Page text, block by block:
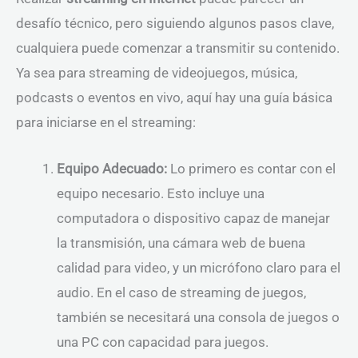
desafío técnico, pero siguiendo algunos pasos clave,
cualquiera puede comenzar a transmitir su contenido.
Ya sea para streaming de videojuegos, música,
podcasts o eventos en vivo, aquí hay una guía básica
para iniciarse en el streaming:
Equipo Adecuado: Lo primero es contar con el
equipo necesario. Esto incluye una
computadora o dispositivo capaz de manejar
la transmisión, una cámara web de buena
calidad para video, y un micrófono claro para el
audio. En el caso de streaming de juegos,
también se necesitará una consola de juegos o
una PC con capacidad para juegos.